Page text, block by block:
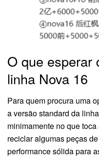
O que esperar
linha Nova 16
Para quem procura uma
a versão standard da
minimamente no que
reciclar algumas peças
performance sólida para